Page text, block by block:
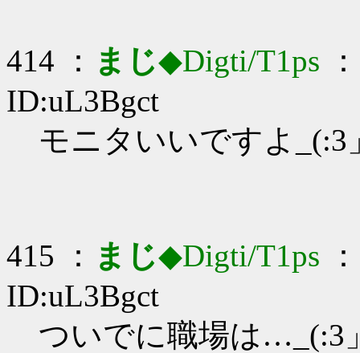
414 ： まじ◆Digti/T1ps
ID:uL3Bgct
モニタいいですよ_(:3
415 ： まじ◆Digti/T1ps
ID:uL3Bgct
ついでに職場は…_(:3